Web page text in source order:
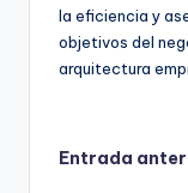
la eficiencia y
objetivos del
arquitectura
Entrada